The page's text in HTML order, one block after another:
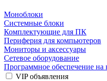
Моноблоки
Системные блоки
Комплектующие для ПК
Периферия для компьютеров
Мониторы и аксессуары
Сетевое оборудование
Программное обеспечение на
VIP объявления